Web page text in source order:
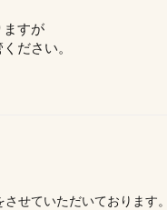
ますが
ださい。
せていただいております。